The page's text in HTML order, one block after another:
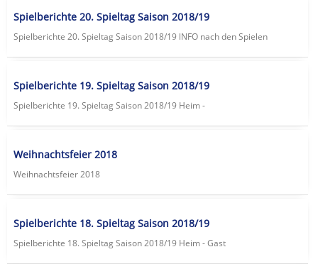
Spielberichte 20. Spieltag Saison 2018/19
Spielberichte 20. Spieltag Saison 2018/19 lNFO nach den Spielen
Spielberichte 19. Spieltag Saison 2018/19
Spielberichte 19. Spieltag Saison 2018/19 Heim -
Weihnachtsfeier 2018
Weihnachtsfeier 2018
Spielberichte 18. Spieltag Saison 2018/19
Spielberichte 18. Spieltag Saison 2018/19 Heim - Gast